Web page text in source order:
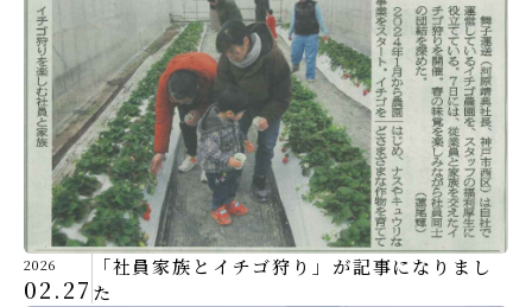
2026
02.27
「社員家族とイチゴ狩り」が記事になりまし
た